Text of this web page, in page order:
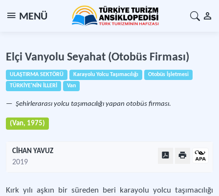
MENÜ
Elçi Vanyolu Seyahat (Otobüs Firması)
ULAŞTIRMA SEKTÖRÜ Karayolu Yolcu Taşımacılığı
Otobüs İşletmesi
TÜRKİYE'NİN İLLERİ
Van
Şehirlerarası yolcu taşımacılığı yapan otobüs firması.
(Van, 1975)
CİHAN YAVUZ
2019
Kırk yılı aşkın bir süreden beri karayolu yolcu taşımacılığı